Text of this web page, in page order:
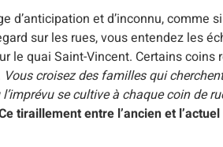
d’anticipation et d’inconnu,
sur les rues, vous entendez les
le quai Saint-Vincent. Certains coins
Vous croisez des familles qui
se cultive à chaque coin de
tiraillement entre l’ancien et